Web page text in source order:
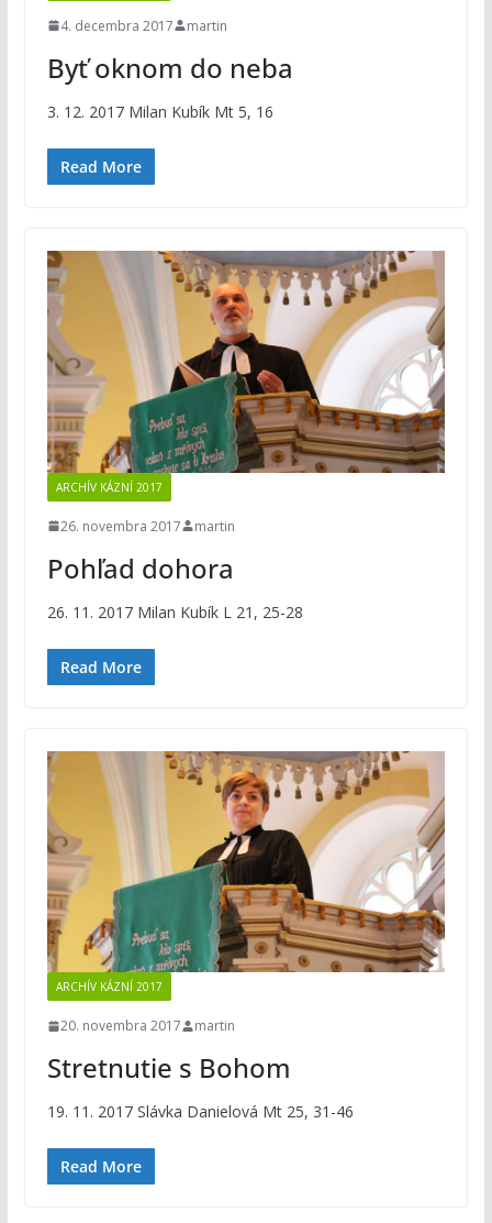
4. decembra 2017 martin
Byť oknom do neba
3. 12. 2017 Milan Kubík Mt 5, 16
Read More
ARCHÍV KÁZNÍ 2017
26. novembra 2017 martin
Pohľad dohora
26. 11. 2017 Milan Kubík L 21, 25-28
Read More
ARCHÍV KÁZNÍ 2017
20. novembra 2017 martin
Stretnutie s Bohom
19. 11. 2017 Slávka Danielová Mt 25, 31-46
Read More